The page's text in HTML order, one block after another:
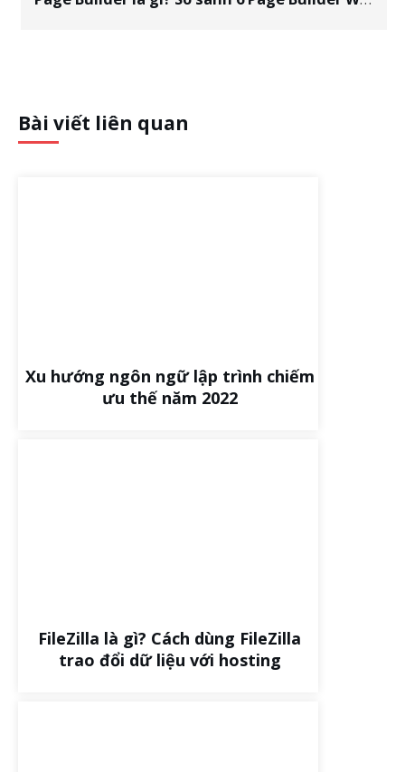
Bài viết liên quan
Xu hướng ngôn ngữ lập trình chiếm
ưu thế năm 2022
FileZilla là gì? Cách dùng FileZilla
trao đổi dữ liệu với hosting